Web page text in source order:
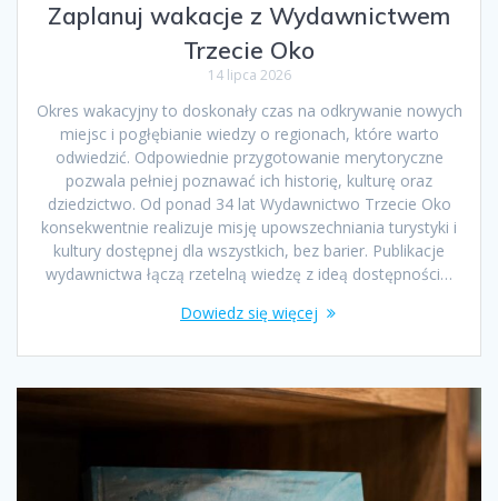
Zaplanuj wakacje z Wydawnictwem
Trzecie Oko
14 lipca 2026
Okres wakacyjny to doskonały czas na odkrywanie nowych
miejsc i pogłębianie wiedzy o regionach, które warto
odwiedzić. Odpowiednie przygotowanie merytoryczne
pozwala pełniej poznawać ich historię, kulturę oraz
dziedzictwo. Od ponad 34 lat Wydawnictwo Trzecie Oko
konsekwentnie realizuje misję upowszechniania turystyki i
kultury dostępnej dla wszystkich, bez barier. Publikacje
wydawnictwa łączą rzetelną wiedzę z ideą dostępności…
Dowiedz się więcej